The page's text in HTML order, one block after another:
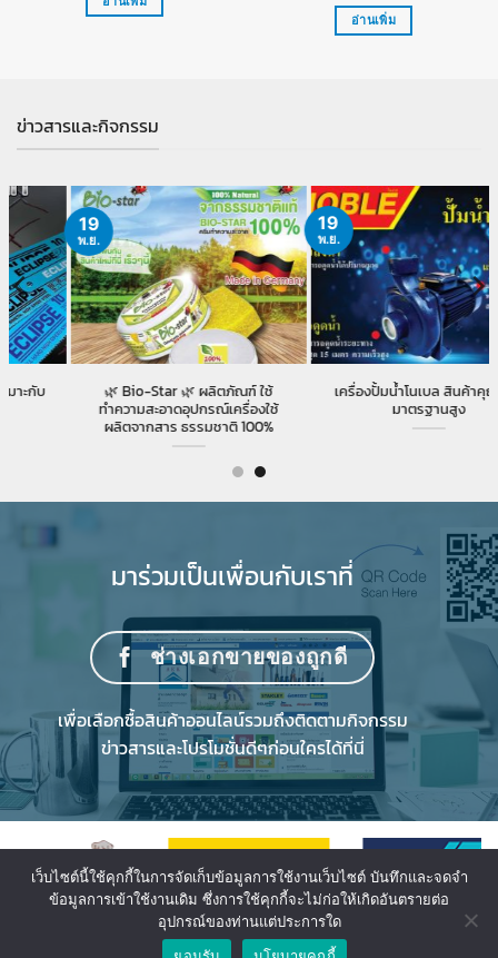
อ่านเพิ่ม
ข่าวสารและกิจกรรม
สินค้าขายดี ใบเ
งานตัดห
19
พ.ย.
🌿 ผลิตภัณฑ์ ใช้
ดอุปกรณ์เครื่องใช้
เครื่องปั้มน้ำโนเบล สินค้าคุณภาพ
มาตรฐานสูง
19
พ.ย.
มาร่วมเป็นเพื่อนกับเราที่
ช่างเอกขายของถูกดี
เพื่อเลือกซื้อสินค้าออนไลน์รวมถึงติดตามกิจกรรม
ข่าวสารและโปรโมชั่นดีๆก่อนใครได้ที่นี่
เว็บไซต์นี้ใช้คุกกี้ในการจัดเก็บข้อมูลการใช้งานเว็บไซต์ บันทึกและจดจำ
ข้อมูลการเข้าใช้งานเดิม ซึ่งการใช้คุกกี้จะไม่ก่อให้เกิดอันตรายต่อ
อุปกรณ์ของท่านแต่ประการใด